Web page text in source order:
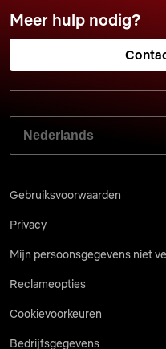
Meer hulp nodig?
SELECTEER JE
Gebruiksvoorwaarden
Privacy
Mijn persoonsgegevens niet
Reclameopties
Cookievoorkeuren
Bedrijfsgegevens